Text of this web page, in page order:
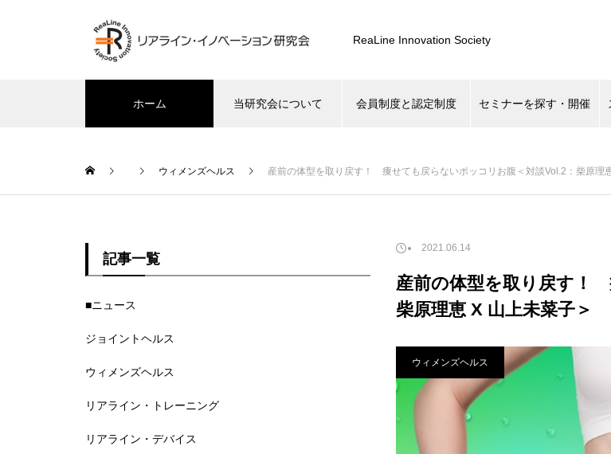
ReaLine Innovation Society
ホーム 当研究会について 会員制度と認定制度 セミナーを探す・開催
未分類 リアライン・デバイス
女性理学療法士が教える！物販の
売上アップの戦略とは？
■ニュ
2022年
者様のお
おすすめページ
産後ケアの始め方 SNS
ウィメンズヘルス 産前の体型を取り戻す！ 痩せても戻らないポッコリお腹＜対談Vol.2：柴原理
2021.06.14
産前の体型を取り戻す！
柴原理恵 X 山上未菜子＞
ウィメンズヘルス
記事一覧
■ニュース
ジョイントヘルス
ウィメンズヘルス
リアライン・トレーニング
リアライン・デバイス